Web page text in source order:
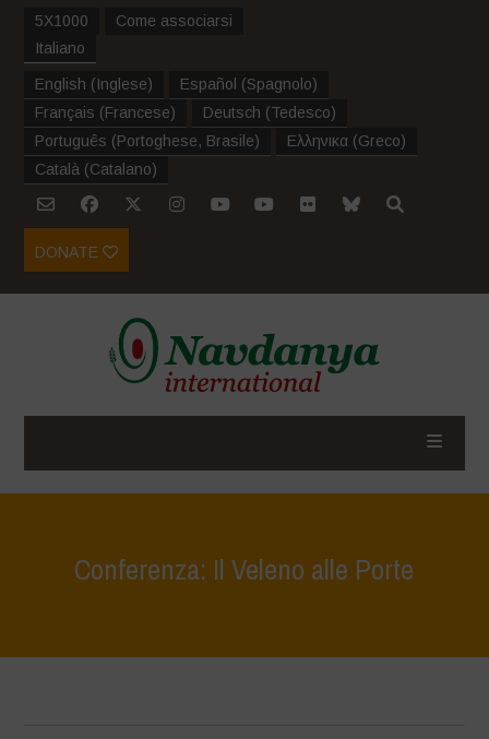
5X1000
Come associarsi
Italiano
English (Inglese) Español (Spagnolo)
Français (Francese) Deutsch (Tedesco)
Português (Portoghese, Brasile) Ελληνικα (Greco)
Català (Catalano)
DONATE
Conferenza: Il Veleno alle Porte